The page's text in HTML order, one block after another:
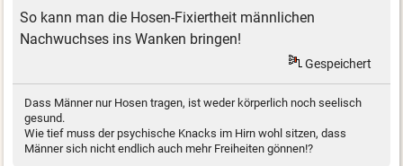
So kann man die Hosen-Fixiertheit männlichen
Nachwuchses ins Wanken bringen!
Gespeichert
Dass Männer nur Hosen tragen, ist weder körperlich noch seelisch
gesund.
Wie tief muss der psychische Knacks im Hirn wohl sitzen, dass
Männer sich nicht endlich auch mehr Freiheiten gönnen!?